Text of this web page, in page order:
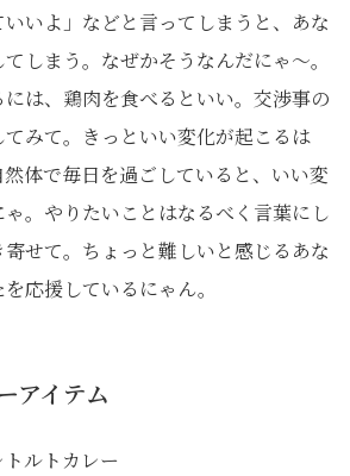
いよ」などと言ってしまうと、あな
しまう。なぜかそうなんだにゃ～。
は、鶏肉を食べるといい。交渉事の
みて。きっといい変化が起こるは
体で毎日を過ごしていると、いい変
。やりたいことはなるべく言葉にし
せて。ちょっと難しいと感じるあな
応援しているにゃん。
アイテム
ルトカレー